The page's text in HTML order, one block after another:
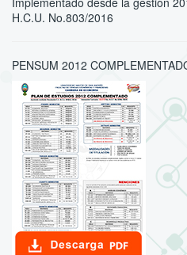
H.C.U. No.803/2016
PENSUM 2012